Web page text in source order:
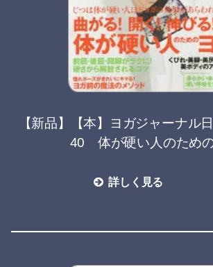
【新品】【本】ヨガジャーナル
40 体が硬い人のため
詳しく見る